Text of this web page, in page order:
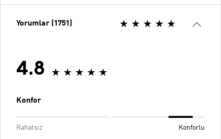
Yorumlar (1751)
4.8
Konfor
Rahatsız Konforlu